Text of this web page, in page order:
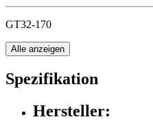
GT32-170
Alle anzeigen
Spezifikation
Hersteller: